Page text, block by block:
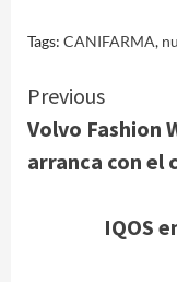
Tags: CANIFARMA,
Continue
Reading
Previous
Volvo Fashion
arranca con el
IQOS